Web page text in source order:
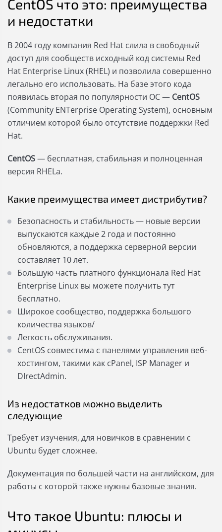
CentOS что это: преимущества
и недостатки
В 2004 году компания Red Hat слила в свободный
доступ для сообществ исходный код системы Red
Hat Enterprise Linux (RHEL) и позволила совершенно
легально его использовать. На базе этого кода
появилась вторая по популярности ОС — CentOS
(Community ENTerprise Operating System), основным
отличием которой было отсутствие поддержки Red
Hat.
CentOS— бесплатная, стабильная и полноценная
версия RHELa.
Какие преимущества имеет дистрибутив?
Безопасность и стабильность — новые версии
выпускаются каждые 2 года и постоянно
обновляются, а поддержка серверной версии
составляет 10 лет.
Большую часть платного функционала Red Hat
Enterprise Linux вы можете получить тут
бесплатно.
Широкое сообщество, поддержка большого
количества языков/
Легкость обслуживания.
CentOS совместима с панелями управления веб-
хостингом, такими как cPanel, ISP Manager и
DIrectAdmin.
Из недостатков можно выделить
следующие
Требует изучения, для новичков в сравнении с
Ubuntu будет сложнее.
Документация по большей части на английском, для
работы с которой также нужны базовые знания.
Что такое Ubuntu: плюсы и